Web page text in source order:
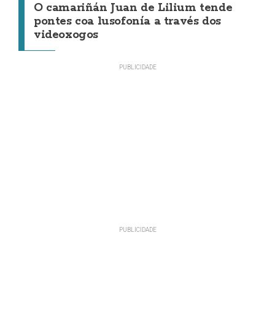
O camariñán Juan de Lilium tende
pontes coa lusofonía a través dos
videoxogos